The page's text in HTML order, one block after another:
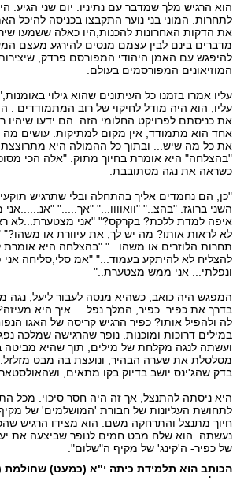
הוא הרגיש מלך שמדבר עם נתיניו. יום שני הגיע.
לתחרות. המוני בני נוער התקבצו בכניסה להיכל
את הדקות האחרונות להכנות,היו כאלה ששמעו
מדברים בינם לבין עצמם מנסים להירגע מעצם
להיפגש עם האמן היהודי המפורסם פרדק,
המוזיאונים המפורסמים בעולם.
עליו אמרו בזמנו כל העיתונים שהוא גילוי
עליו, הוא היה מודל לחיקוי של רוב המתמודדים
אחד הוא מתמודד, אין מקום למתיקות. עושים מה
את כל מה שיש... ובתוך כל ההמולה היא
"בהצלחה" היא אומרת בחיוך מתוק. "אלה הכי
כשראה את נגה מסתובבת.
"כן, הם נחמדים אליך בהתחלה ובלי שתרגיש
השני ברוגז. "בהצ.." "וואוווו..." "אך....."
איפה למדת ללכת? בקרקס?" "אני מצטערת...לא
לא לראות אותו? מה יש לך, את עיוורת או משהו?"
תחרות הלוזרים או משהו..." "בהצלחה היא אומרת
להצליח לא להיתקע בעמוד..." "אמ סלי,סליחה
ונפלתי... אני ממש מצטערת.."
המפגש היה כואב, כשהיא מנסה לעבור ליעל, נגה
בדרך את כפיר. כפיר, המלך נפל.... איך היא
לה ולהפיל אותו? כפיר הרגיש קריסה של האגו
במילים דרוכות ומוכנות. נופר שהרגישה שמלכה
ועשתה לנגה מקלחת של מילים, תוך שהיא מביטה
מסלסלת את שערה הבהיר, ונועצת בה מבט מזלזל.
בדק שהג'ינס יושב בדיוק בקו מתאים,
היא ניסתה להתנצל, אך זה היה חסר סיכוי. מכל
לתחושת העליונות של חבורת 'המושלמים' של
חיוך מתנצל והתרחקה משם. הוא מצידו הרגיש
נעשתה. הוא שלח מבט חמים לנופר שביצעה את
של כפיר- ה'קינג' של מקיף ה"שלום".
הכותב הוא תלמידת כיתה י"א (כמעט) שחולמת